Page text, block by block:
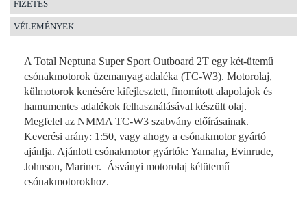
FIZETÉS
VÉLEMÉNYEK
A Total Neptuna Super Sport Outboard 2T egy két-ütemű
csónakmotorok üzemanyag adaléka (TC-W3). Motorolaj,
külmotorok kenésére kifejlesztett, finomított alapolajok és
hamumentes adalékok felhasználásával készült olaj.
Megfelel az NMMA TC-W3 szabvány előírásainak.
Keverési arány: 1:50, vagy ahogy a csónakmotor gyártó
ajánlja. Ajánlott csónakmotor gyártók: Yamaha, Evinrude,
Johnson, Mariner. Ásványi motorolaj kétütemű
csónakmotorokhoz.